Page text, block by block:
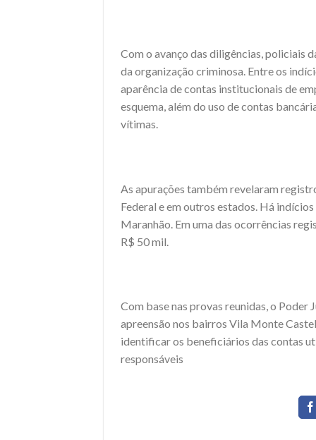
Com o avanço das diligências, policiais
da organização criminosa. Entre os
aparência de contas institucionais de
esquema, além do uso de contas
vítimas.
As apurações também revelaram
Federal e em outros estados. Há
Maranhão. Em uma das ocorrências
R$ 50 mil.
Com base nas provas reunidas, o
apreensão nos bairros Vila Monte
identificar os beneficiários das contas
responsáveis